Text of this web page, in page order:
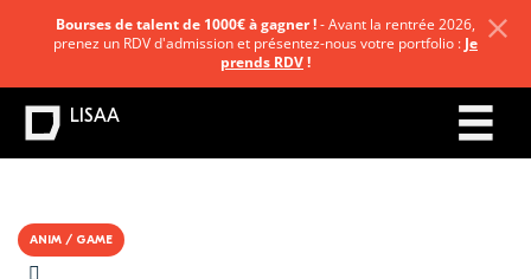
ANIM / GAME
Bourses de talent de 1000€ à gagner !- Avant la rentrée 2026,
prenez un RDV d'admission et présentez-nous votre portfolio : Je
prends RDV!
LISAA